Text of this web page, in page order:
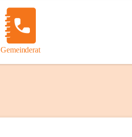
Gemeinderat